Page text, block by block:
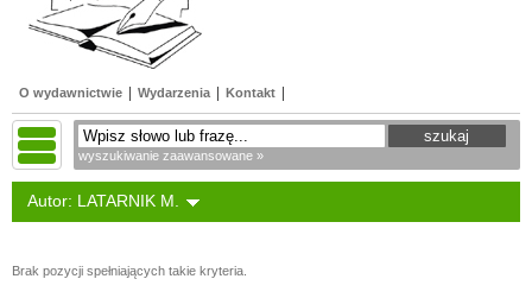
O wydawnictwie Wydarzenia Kontakt
wyszukiwanie zaawansowane »
Autor: LATARNIK M.
Brak pozycji spełniających takie kryteria.